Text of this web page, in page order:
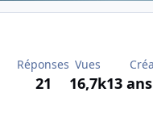
Réponses
21
Vues
16,7k13 ans